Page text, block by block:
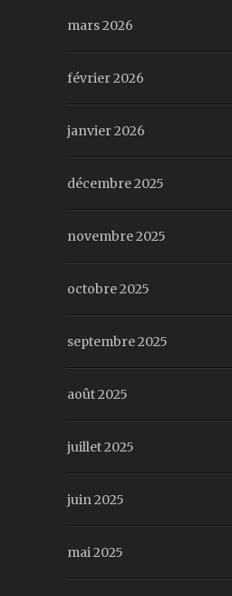
mars 2026
février 2026
janvier 2026
décembre 2025
novembre 2025
octobre 2025
septembre 2025
août 2025
juillet 2025
juin 2025
mai 2025